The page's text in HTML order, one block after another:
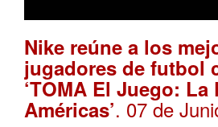
Nike reúne a los
jugadores de futbol
‘TOMA El Juego:
Américas’. 07 de